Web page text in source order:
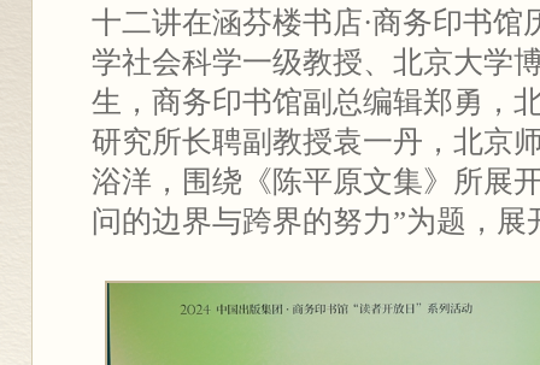
十二讲在涵芬楼书店·商务印书馆
学社会科学一级教授、北京大学
生，商务印书馆副总编辑郑勇，
研究所长聘副教授袁一丹，北京
浴洋，围绕《陈平原文集》所展
问的边界与跨界的努力”为题，展